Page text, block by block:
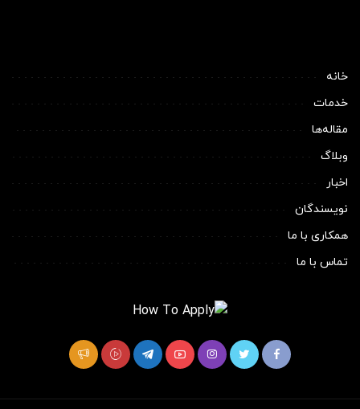
خانه
خدمات
مقاله‌ها
وبلاگ
اخبار
نویسندگان
همکاری با ما
تماس با ما